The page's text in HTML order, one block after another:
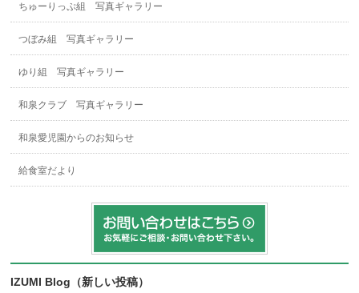
ちゅーりっぷ組 写真ギャラリー
つぼみ組 写真ギャラリー
ゆり組 写真ギャラリー
和泉クラブ 写真ギャラリー
和泉愛児園からのお知らせ
給食室だより
IZUMI Blog（新しい投稿）